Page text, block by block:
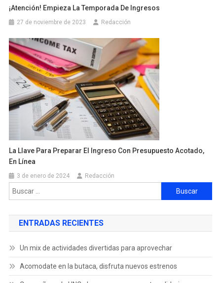
¡Atención! Empieza La Temporada De Ingresos
27 de noviembre de 2023 Redacción
La Llave Para Preparar El Ingreso Con Presupuesto Acotado,
En Línea
3 de enero de 2024 Redacción
ENTRADAS RECIENTES
Un mix de actividades divertidas para aprovechar
Acomodate en la butaca, disfruta nuevos estrenos